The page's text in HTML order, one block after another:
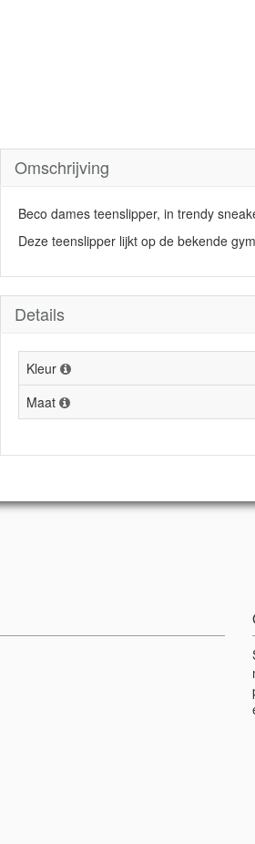
Omschrijving
Beco dames teenslipper, in trendy
Deze teenslipper lijkt op de bekende
Details
Kleur
Maat